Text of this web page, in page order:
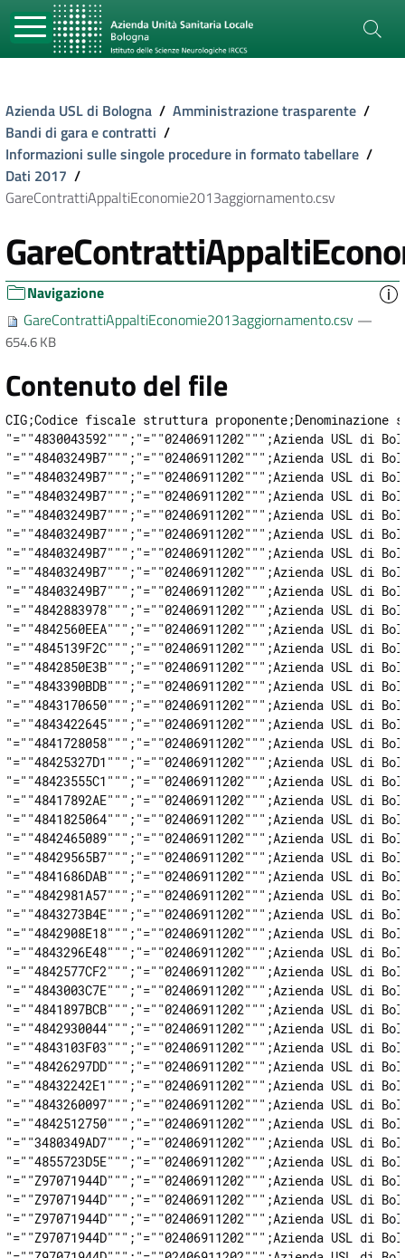
Azienda USL di Bologna / Amministrazione trasparente /
Bandi di gara e contratti /
Informazioni sulle singole procedure in formato tabellare /
Dati 2017 /
GareContrattiAppaltiEconomie2013aggiornamento.csv
Navigazione
GareContrattiAppaltiEconomie2013aggiornamento.csv —
654.6 KB
Contenuto del file
CIG;Codice fiscale struttura proponente;Denominazione struttura proponente;Gruppo;Descrizione lotto;Tipologia di gara;Partecipante (codice fiscale);Partecipante (identificativo estero);Partecipante (ragione sociale);RTI di appartenenza;Tipo membro RTI;Aggiudicatario (SI/NO);Importo aggiudicato;Azienda USL di Bologna;Azienda Ospedaliera Univ. di Bologna;Istituto Ortopedico Rizzoli;Azienda USL di Imola;Azienda USL di Ferrara;Azienda Ospedaliera Univ. di Ferrara;Azienda USL della Romagna;ASP SENECA;ASC INSIEME;AVEN;Azienda Montecatone;Azienda USL di Parma;Azienda Ospedaliera di Modena;Azienda Ospedaliera di Parma;Azienda Ospedaliera di Reggio Emilia;AUSL di Piacenza;AUSL di Cesena;Importo versato;Data inizio fornitura;Data fine